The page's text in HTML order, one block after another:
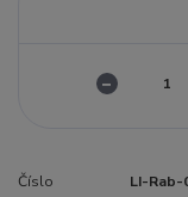
Číslo
LI-Rab-